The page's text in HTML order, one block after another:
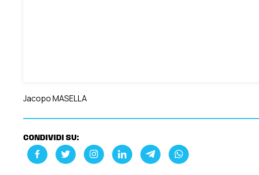
Jacopo MASELLA
CONDIVIDI SU: